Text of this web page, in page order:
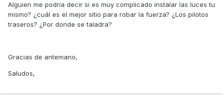
Alguien me podría decir si es muy complicado instalar las luces tu
mismo? ¿cuál es el mejor sitio para robar la fuerza? ¿Los pilotos
traseros? ¿Por donde se taladra?
Gracias de antemano,
Saludos,